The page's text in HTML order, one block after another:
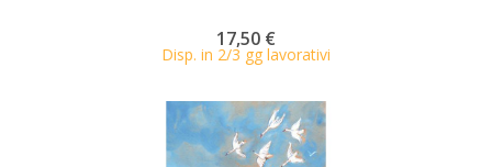
17,50 €
Disp. in 2/3 gg lavorativi